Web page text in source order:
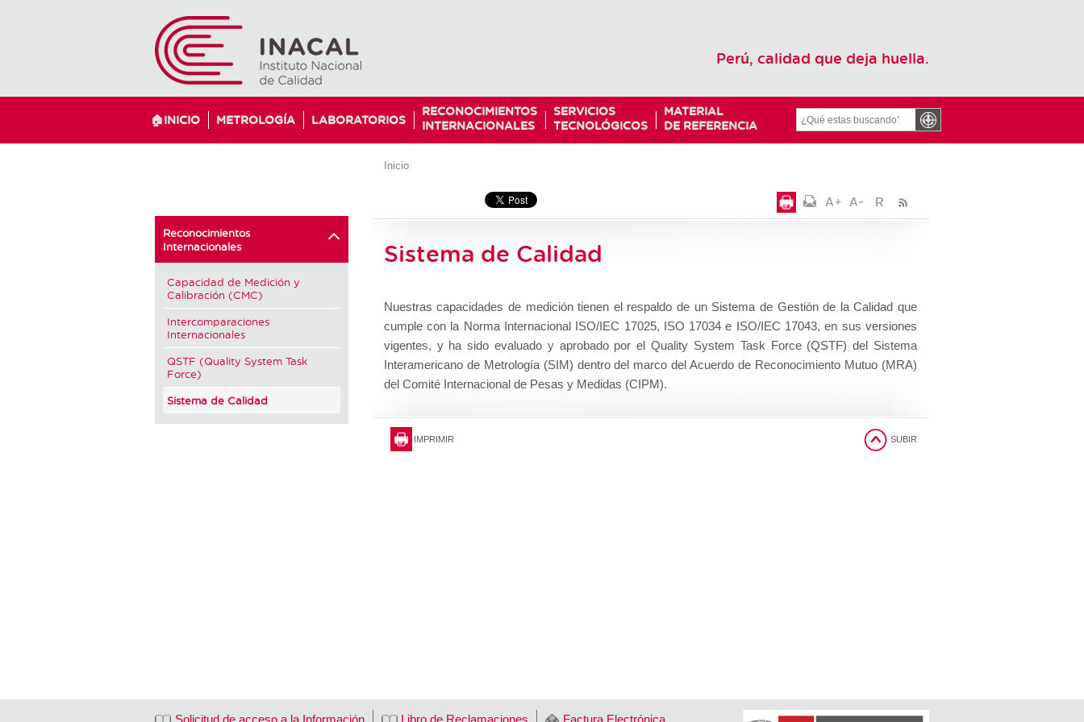
Perú, calidad que deja huella.
🏠INICIO METROLOGÍA LABORATORIOS
RECONOCIMIENTOS
INTERNACIONALES
SERVICIOS
TECNOLÓGICOS
MATERIAL
DE REFERENCIA
Reconocimientos
Internacionales
Capacidad de Medición y
Calibración (CMC)
Intercomparaciones
Internacionales
QSTF (Quality System Task
Force)
Sistema de Calidad
Inicio
Sistema de Calidad
Nuestras capacidades de medición tienen el respaldo de un Sistema de Gestión de la Calidad que
cumple con la Norma Internacional ISO/IEC 17025, ISO 17034 e ISO/IEC 17043, en sus versiones
vigentes, y ha sido evaluado y aprobado por el Quality System Task Force (QSTF) del Sistema
Interamericano de Metrología (SIM) dentro del marco del Acuerdo de Reconocimiento Mutuo (MRA)
del Comité Internacional de Pesas y Medidas (CIPM).
IMPRIMIR SUBIR
Solicitud de acceso a la Información Libro de Reclamaciones Factura Electrónica